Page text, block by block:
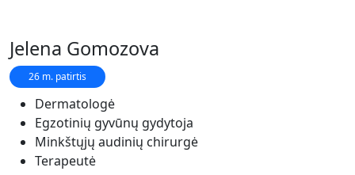
Jelena Gomozova
26 m. patirtis
Dermatologė
Egzotinių gyvūnų gydytoja
Minkštųjų audinių chirurgė
Terapeutė